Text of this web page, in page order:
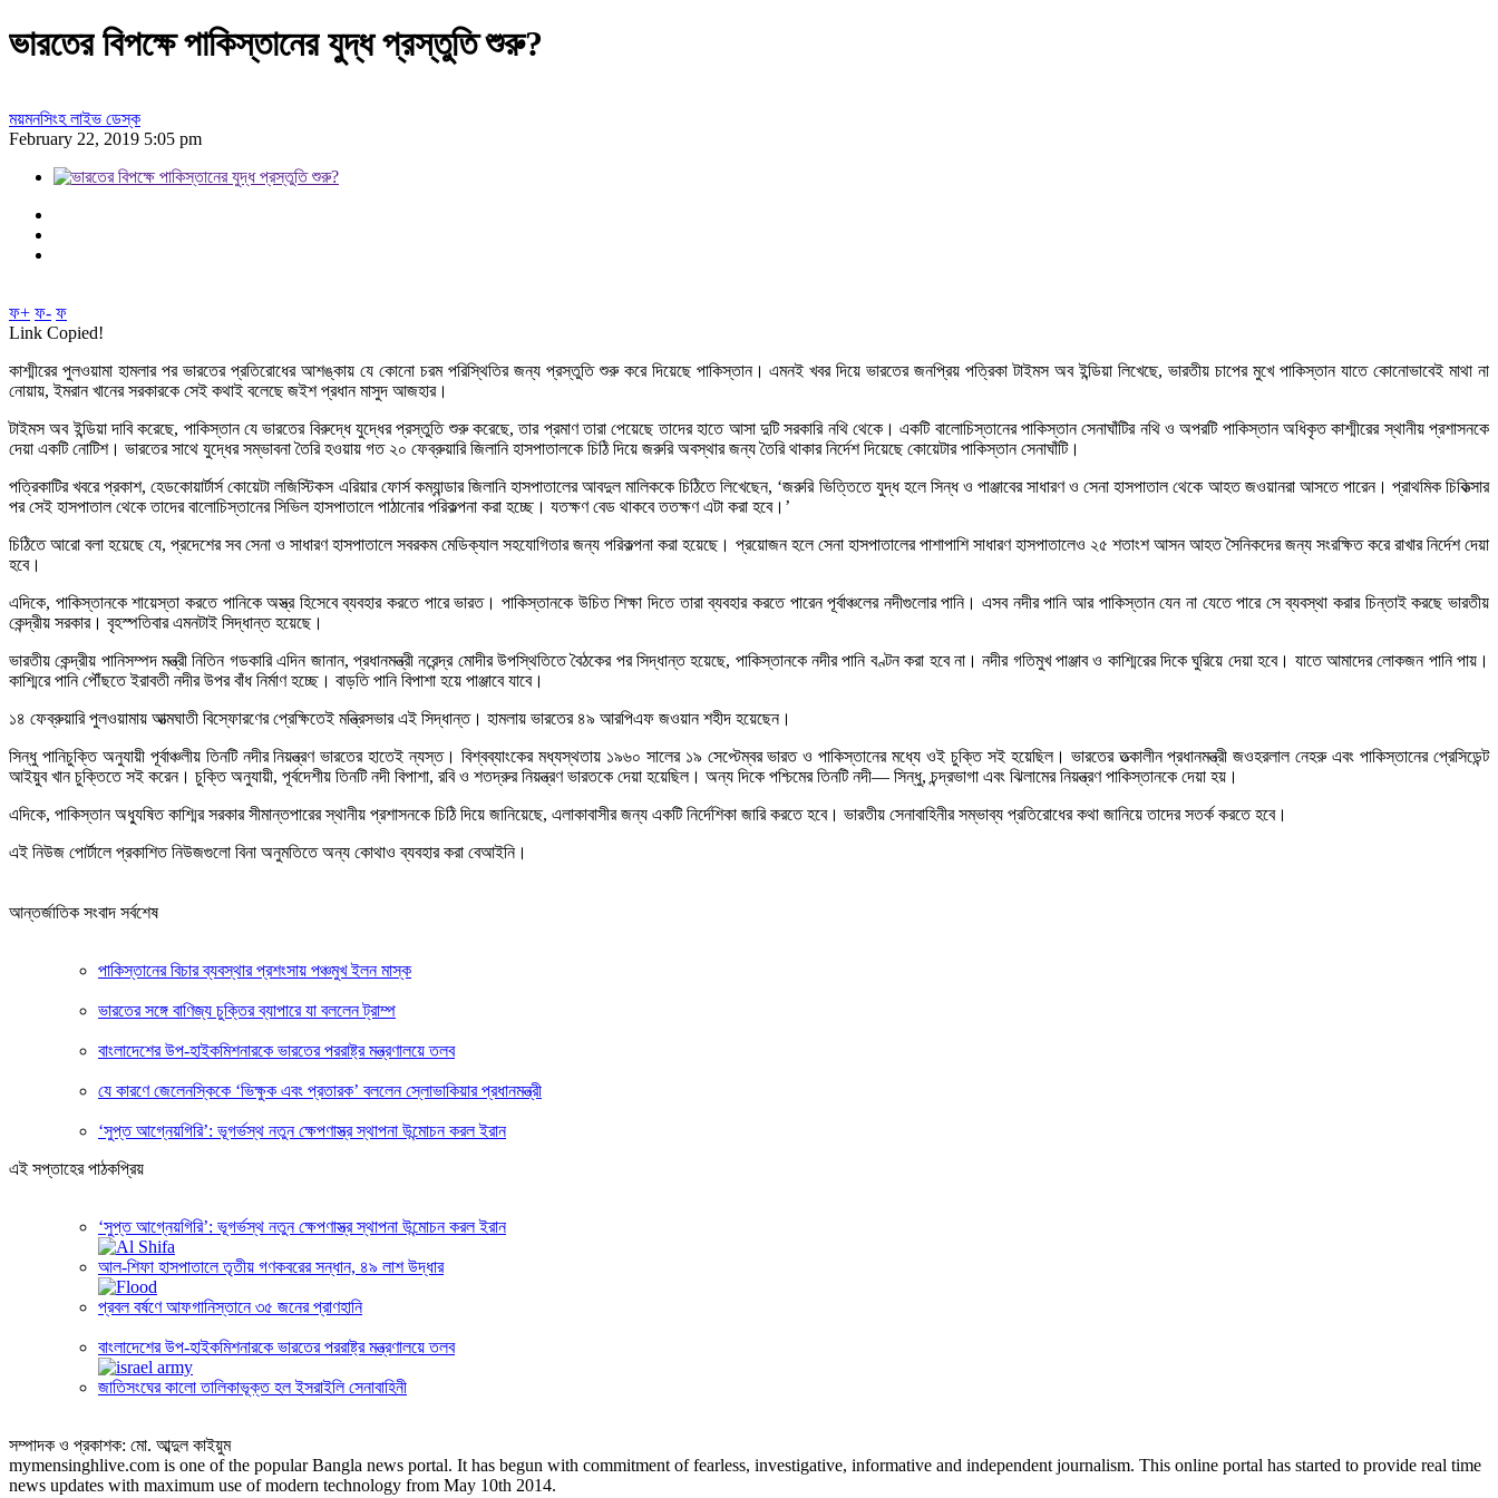
ভারতের বিপক্ষে পাকিস্তানের যুদ্ধ প্রস্তুতি শুরু?
ময়মনসিংহ লাইভ ডেস্ক
February 22, 2019 5:05 pm
ফ+ ফ- ফ
Link Copied!
কাশ্মীরের পুলওয়ামা হামলার পর ভারতের প্রতিরোধের আশঙ্কায় যে কোনো চরম পরিস্থিতির জন্য প্রস্তুতি শুরু করে দিয়েছে পাকিস্তান। এমনই খবর দিয়ে ভারতের জনপ্রিয় পত্রিকা টাইমস অব ইন্ডিয়া লিখেছে, ভারতীয় চাপের মুখে পাকিস্তান যাতে কোনোভাবেই মাথা না
নোয়ায়, ইমরান খানের সরকারকে সেই কথাই বলেছে জইশ প্রধান মাসুদ আজহার।
টাইমস অব ইন্ডিয়া দাবি করেছে, পাকিস্তান যে ভারতের বিরুদ্ধে যুদ্ধের প্রস্তুতি শুরু করেছে, তার প্রমাণ তারা পেয়েছে তাদের হাতে আসা দুটি সরকারি নথি থেকে। একটি বালোচিস্তানের পাকিস্তান সেনাঘাঁটির নথি ও অপরটি পাকিস্তান অধিকৃত কাশ্মীরের স্থানীয় প্রশাসনকে
দেয়া একটি নোটিশ। ভারতের সাথে যুদ্ধের সম্ভাবনা তৈরি হওয়ায় গত ২০ ফেব্রুয়ারি জিলানি হাসপাতালকে চিঠি দিয়ে জরুরি অবস্থার জন্য তৈরি থাকার নির্দেশ দিয়েছে কোয়েটার পাকিস্তান সেনাঘাঁটি।
পত্রিকাটির খবরে প্রকাশ, হেডকোয়ার্টার্স কোয়েটা লজিস্টিকস এরিয়ার ফোর্স কম্যান্ডার জিলানি হাসপাতালের আবদুল মালিককে চিঠিতে লিখেছেন, ‘জরুরি ভিত্তিতে যুদ্ধ হলে সিন্ধ ও পাঞ্জাবের সাধারণ ও সেনা হাসপাতাল থেকে আহত জওয়ানরা আসতে পারেন। প্রাথমিক চিকিত্‍‌সার
পর সেই হাসপাতাল থেকে তাদের বালোচিস্তানের সিভিল হাসপাতালে পাঠানোর পরিকল্পনা করা হচ্ছে। যতক্ষণ বেড থাকবে ততক্ষণ এটা করা হবে।’
চিঠিতে আরো বলা হয়েছে যে, প্রদেশের সব সেনা ও সাধারণ হাসপাতালে সবরকম মেডিক্যাল সহযোগিতার জন্য পরিকল্পনা করা হয়েছে। প্রয়োজন হলে সেনা হাসপাতালের পাশাপাশি সাধারণ হাসপাতালেও ২৫ শতাংশ আসন আহত সৈনিকদের জন্য সংরক্ষিত করে রাখার নির্দেশ দেয়া
হবে।
এদিকে, পাকিস্তানকে শায়েস্তা করতে পানিকে অস্ত্র হিসেবে ব্যবহার করতে পারে ভারত। পাকিস্তানকে উচিত শিক্ষা দিতে তারা ব্যবহার করতে পারেন পূর্বাঞ্চলের নদীগুলোর পানি। এসব নদীর পানি আর পাকিস্তান যেন না যেতে পারে সে ব্যবস্থা করার চিন্তাই করছে ভারতীয়
কেন্দ্রীয় সরকার। বৃহস্পতিবার এমনটাই সিদ্ধান্ত হয়েছে।
ভারতীয় কেন্দ্রীয় পানিসম্পদ মন্ত্রী নিতিন গডকারি এদিন জানান, প্রধানমন্ত্রী নরেন্দ্র মোদীর উপস্থিতিতে বৈঠকের পর সিদ্ধান্ত হয়েছে, পাকিস্তানকে নদীর পানি বণ্টন করা হবে না। নদীর গতিমুখ পাঞ্জাব ও কাশ্মিরের দিকে ঘুরিয়ে দেয়া হবে। যাতে আমাদের লোকজন পানি পায়।
কাশ্মিরে পানি পৌঁছতে ইরাবতী নদীর উপর বাঁধ নির্মাণ হচ্ছে। বাড়তি পানি বিপাশা হয়ে পাঞ্জাবে যাবে।
১৪ ফেব্রুয়ারি পুলওয়ামায় আত্মঘাতী বিস্ফোরণের প্রেক্ষিতেই মন্ত্রিসভার এই সিদ্ধান্ত। হামলায় ভারতের ৪৯ আরপিএফ জওয়ান শহীদ হয়েছেন।
সিন্ধু পানিচুক্তি অনুযায়ী পূর্বাঞ্চলীয় তিনটি নদীর নিয়ন্ত্রণ ভারতের হাতেই ন্যস্ত। বিশ্বব্যাংকের মধ্যস্থতায় ১৯৬০ সালের ১৯ সেপ্টেম্বর ভারত ও পাকিস্তানের মধ্যে ওই চুক্তি সই হয়েছিল। ভারতের তত্‍‌কালীন প্রধানমন্ত্রী জওহরলাল নেহরু এবং পাকিস্তানের প্রেসিডেন্ট
আইয়ুব খান চুক্তিতে সই করেন। চুক্তি অনুযায়ী, পূর্বদেশীয় তিনটি নদী বিপাশা, রবি ও শতদ্রুর নিয়ন্ত্রণ ভারতকে দেয়া হয়েছিল। অন্য দিকে পশ্চিমের তিনটি নদী— সিন্ধু, চন্দ্রভাগা এবং ঝিলামের নিয়ন্ত্রণ পাকিস্তানকে দেয়া হয়।
এদিকে, পাকিস্তান অধ্যুষিত কাশ্মির সরকার সীমান্তপারের স্থানীয় প্রশাসনকে চিঠি দিয়ে জানিয়েছে, এলাকাবাসীর জন্য একটি নির্দেশিকা জারি করতে হবে। ভারতীয় সেনাবাহিনীর সম্ভাব্য প্রতিরোধের কথা জানিয়ে তাদের সতর্ক করতে হবে।
এই নিউজ পোর্টালে প্রকাশিত নিউজগুলো বিনা অনুমতিতে অন্য কোথাও ব্যবহার করা বেআইনি।
আন্তর্জাতিক সংবাদ সর্বশেষ
পাকিস্তানের বিচার ব্যবস্থার প্রশংসায় পঞ্চমুখ ইলন মাস্ক
ভারতের সঙ্গে বাণিজ্য চুক্তির ব্যাপারে যা বললেন ট্রাম্প
বাংলাদেশের উপ-হাইকমিশনারকে ভারতের পররাষ্ট্র মন্ত্রণালয়ে তলব
যে কারণে জেলেনস্কিকে ‘ভিক্ষুক এবং প্রতারক’ বললেন স্লোভাকিয়ার প্রধানমন্ত্রী
‘সুপ্ত আগ্নেয়গিরি’: ভূগর্ভস্থ নতুন ক্ষেপণাস্ত্র স্থাপনা উন্মোচন করল ইরান
এই সপ্তাহের পাঠকপ্রিয়
‘সুপ্ত আগ্নেয়গিরি’: ভূগর্ভস্থ নতুন ক্ষেপণাস্ত্র স্থাপনা উন্মোচন করল ইরান
আল-শিফা হাসপাতালে তৃতীয় গণকবরের সন্ধান, ৪৯ লাশ উদ্ধার
প্রবল বর্ষণে আফগানিস্তানে ৩৫ জনের প্রাণহানি
বাংলাদেশের উপ-হাইকমিশনারকে ভারতের পররাষ্ট্র মন্ত্রণালয়ে তলব
জাতিসংঘের কালো তালিকাভূক্ত হল ইসরাইলি সেনাবাহিনী
সম্পাদক ও প্রকাশক: মো. আব্দুল কাইয়ুম
mymensinghlive.com is one of the popular Bangla news portal. It has begun with commitment of fearless, investigative, informative and independent journalism. This online portal has started to provide real time
news updates with maximum use of modern technology from May 10th 2014.